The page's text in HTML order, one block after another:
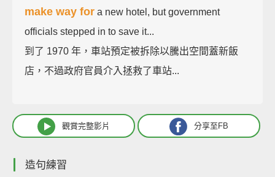
make way for a new hotel, but government
officials stepped in to save it...
到了 1970 年，車站預定被拆除以騰出空間蓋新飯
店，不過政府官員介入拯救了車站...
觀賞完整影片 分享至FB
造句練習